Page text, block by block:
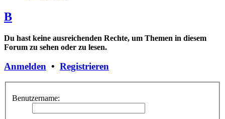
B
Du hast keine ausreichenden Rechte, um Themen in diesem
Forum zu sehen oder zu lesen.
Anmelden • Registrieren
Benutzername: